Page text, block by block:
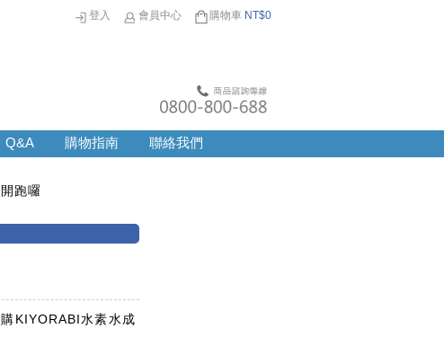
登入 會員中心 購物車 NT$0
Q&A 購物指南 聯絡我們
跑囉
KIYORABI水素水成